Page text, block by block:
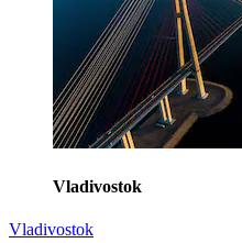
Vladivostok
Vladivostok